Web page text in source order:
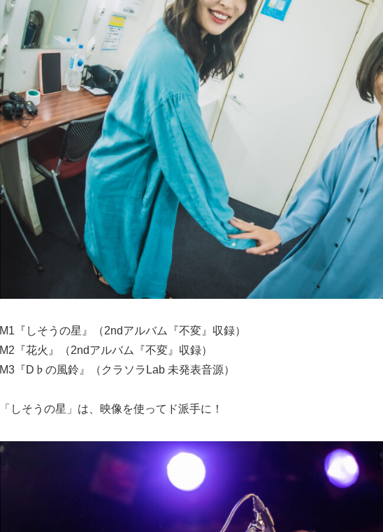
M1『しそうの星』（2ndアルバム『不変』収録）
M2『花火』（2ndアルバム『不変』収録）
M3『D♭の風鈴』（クラソラLab 未発表音源）
「しそうの星」は、映像を使ってド派手に！